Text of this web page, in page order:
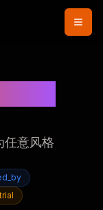
任意风格